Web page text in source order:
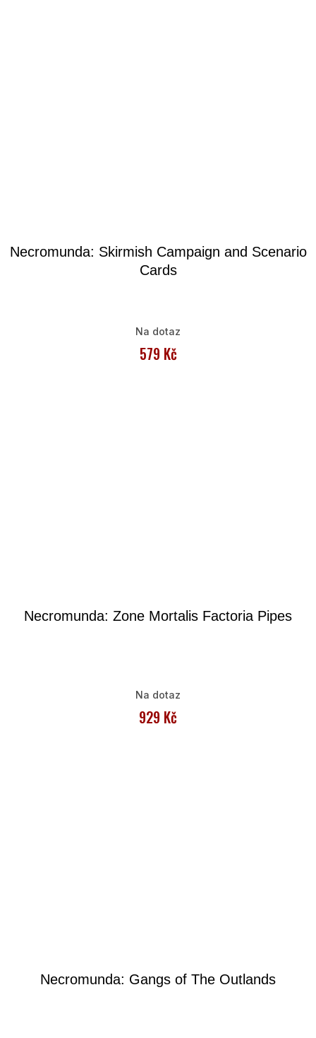
Necromunda: Skirmish Campaign and Scenario
Cards
Na dotaz
579 Kč
Necromunda: Zone Mortalis Factoria Pipes
Na dotaz
929 Kč
Necromunda: Gangs of The Outlands